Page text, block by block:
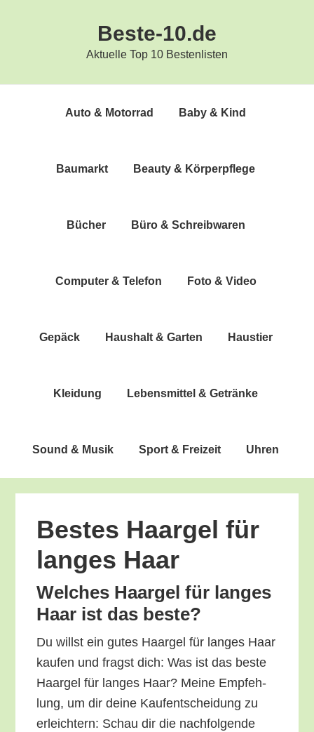
Beste-10.de
Aktuelle Top 10 Bestenlisten
Auto & Motorrad Baby & Kind
Bau­markt Beau­ty & Körperpflege
Bücher Büro & Schreibwaren
Com­pu­ter & Telefon Foto & Video
Gepäck Haus­halt & Garten Haus­tier
Klei­dung Lebens­mit­tel & Getränke
Sound & Musik Sport & Freizeit Uhren
Bes­tes Haar­gel für
lan­ges Haar
Wel­ches Haar­gel für lan­ges
Haar ist das beste?
Du willst ein gutes Haar­gel für lan­ges Haar
kau­fen und fragst dich: Was ist das bes­te
Haar­gel für lan­ges Haar? Mei­ne Emp­feh­
lung, um dir dei­ne Kauf­ent­schei­dung zu
erleich­tern: Schau dir die nach­fol­gen­de